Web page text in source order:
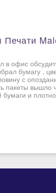
Печати
офис
бумагу ,
с
пакеты вышло
бумаги и